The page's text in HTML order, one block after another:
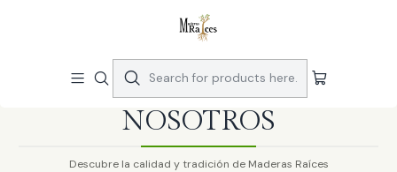
Maderas Premiun para arquitectura y proyectos contemporaneos -
Home NOSOTROS
NOSOTROS
Descubre la calidad y tradición de Maderas Raíces